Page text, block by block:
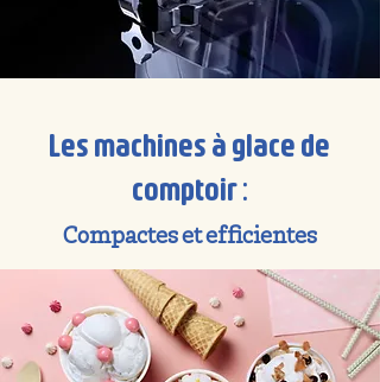
Les machines à glace de
comptoir :
Compactes et efficientes